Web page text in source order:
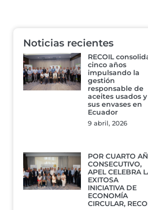
Noticias recientes
RECOIL
cinco años
impulsando la
gestión
responsable de
aceites usados y
sus envases en
Ecuador
9 abril, 2026
POR CUARTO
CONSECUTIVO,
APEL CELEBRA
EXITOSA
INICIATIVA DE
ECONOMÍA
CIRCULAR,